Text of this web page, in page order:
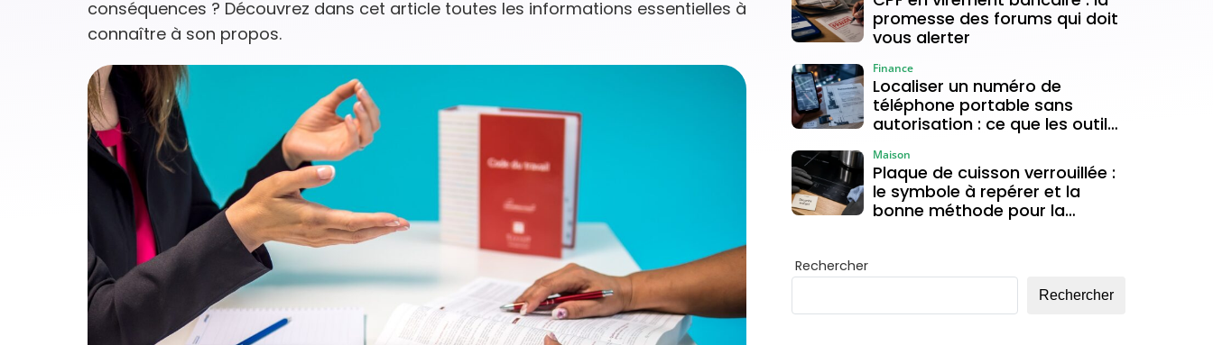
conséquences ? Découvrez dans cet article toutes les informations essentielles à
connaître à son propos.
promesse des forums qui doit
vous alerter
Localiser un numéro de
téléphone portable sans
autorisation : ce que les outils
Finance
Plaque de cuisson verrouillée :
le symbole à repérer et la
bonne méthode pour la
Maison
Rechercher
Rechercher